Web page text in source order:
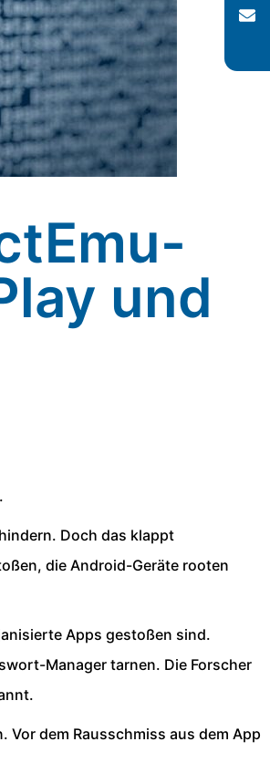
und
Doch das klappt
die Android-Geräte rooten
Apps gestoßen sind.
Manager tarnen. Die Forscher
dem Rausschmiss aus dem App